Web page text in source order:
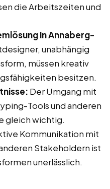
die Arbeitszeiten und
in Annaberg-
unabhängig
müssen kreativ
besitzen.
Der Umgang mit
Tools und anderen
gleich wichtig.
Kommunikation mit
Stakeholdern ist
unerlässlich.